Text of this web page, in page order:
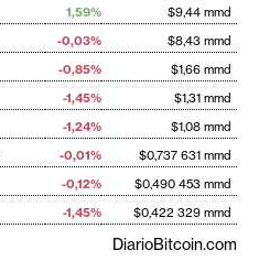
1,59%
$9,44 mmd
-0,03%
$8,43 mmd
-0,85%
$1,66 mmd
-1,45%
$1,31 mmd
-1,24%
$1,08 mmd
-0,01%
$0,737 631 mmd
-0,12%
$0,490 453 mmd
-1,45% $0,422 329 mmd
DiarioBitcoin.com